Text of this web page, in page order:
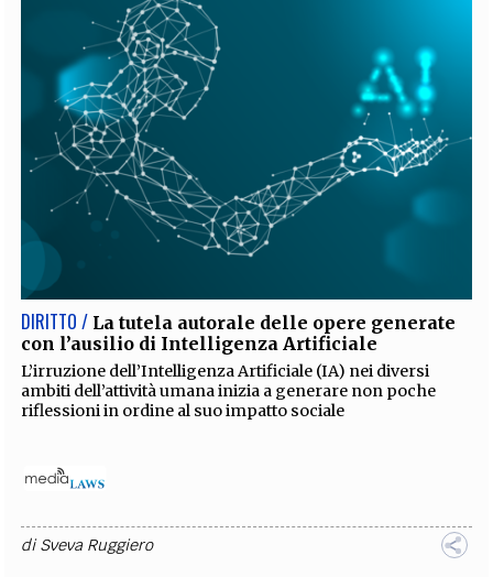
DIRITTO / La tutela autorale delle opere generate
con l’ausilio di Intelligenza Artificiale
L’irruzione dell’Intelligenza Artificiale (IA) nei diversi
ambiti dell’attività umana inizia a generare non poche
riflessioni in ordine al suo impatto sociale
diSveva Ruggiero